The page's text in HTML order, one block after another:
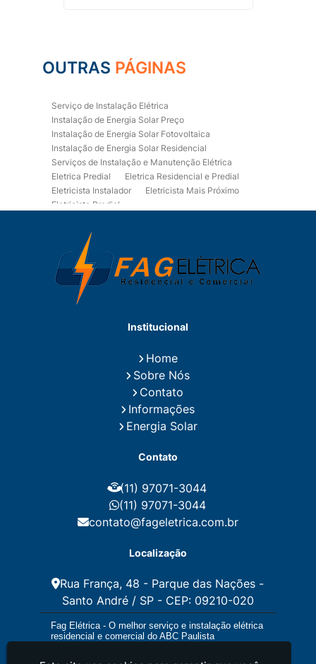
OUTRAS PÁGINAS
Serviço de Instalação Elétrica
Instalação de Energia Solar Preço
Instalação de Energia Solar Fotovoltaica
Instalação de Energia Solar Residencial
Serviços de Instalação e Manutenção Elétrica
Eletrica Predial
Eletrica Residencial e Predial
Eletricista Instalador
Eletricista Mais Próximo
Eletricista Predial
Eletricista Residencial
Eletricista Residencial E Predial
Eletricistas de Manutenção
Empresa de Instalações Elétricas
Empresa de Manutenção Eletrica
Empresa de Prestação de Serviços Eletricos
Fiação para Instalação Eletrica Residencial
Instalação de Energia Solar Residencial Preço
Instalação de Painel Solar
Instalação de Placa Solar
Instalação de Sistema Fotovoltaico
Instalação E Manutenção Elétrica
Instalação Elétrica Comercial
Instalação Elétrica Residencial Simples
Instalações Elétricas Prediais
Instalações Elétricas Residenciais
Instalador de Energia Solar
Instalador de Placa Solar
Instalador Fotovoltaico
Instalar Energia Solar
Manutenção Elétrica
Manutenção Eletrica Predial
Manutenção Elétrica Preventiva
Manutenção Eletrica Residencial
Manutenção Preventiva E Corretiva Instalações
Institucional
Home
Sobre Nós
Contato
Informações
Energia Solar
Contato
(11) 97071-3044
(11) 97071-3044
contato@fageletrica.com.br
Localização
Rua França, 48 - Parque das Nações -
Santo André / SP - CEP: 09210-020
Fag Elétrica - O melhor serviço e instalação elétrica
residencial e comercial do ABC Paulista